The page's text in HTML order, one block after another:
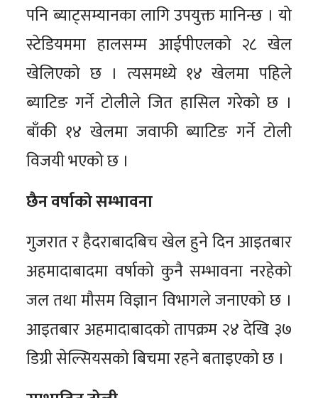
पनि ब्याट्सम्यानका लागि उपयुक्त मानिन्छ । यो
स्टेडियममा हालसम्म आईपीएलको २८ खेल
खेलिएको छ । त्यसमध्ये १४ खेलमा पहिले
ब्याटिङ गर्ने टोलीले जित हासिल गरेको छ ।
बाँकी १४ खेलमा जवाफी ब्याटिङ गर्ने टोली
विजयी भएको छ ।
छैन वर्षाको सम्भावना
गुजरात र हैदराबादबिच खेल हुने दिन आइतबार
अहमादाबादमा वर्षाको कुनै सम्भावना नरहेको
जल तथा मौसम विज्ञान विभागले जनाएको छ ।
आइतबार अहमादाबादको तापक्रम २४ देखि ३७
डिग्री सेल्सियसको बिचमा रहने बताइएको छ ।